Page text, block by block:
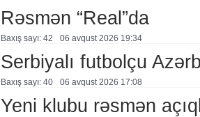
Rəsmən “Real”da
Baxış sayı: 42 06 avqust 2026 19:34
Serbiyalı futbolçu
Baxış sayı: 40 06 avqust 2026 17:08
Yeni klubu rəsmən